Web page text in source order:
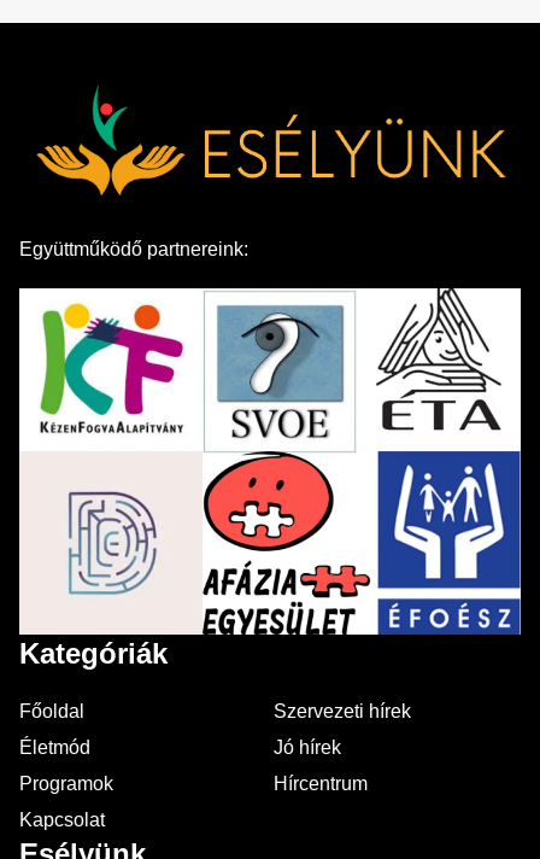
Együttműködő partnereink:
Kategóriák
Főoldal
Szervezeti hírek
Életmód
Jó hírek
Programok
Hírcentrum
Kapcsolat